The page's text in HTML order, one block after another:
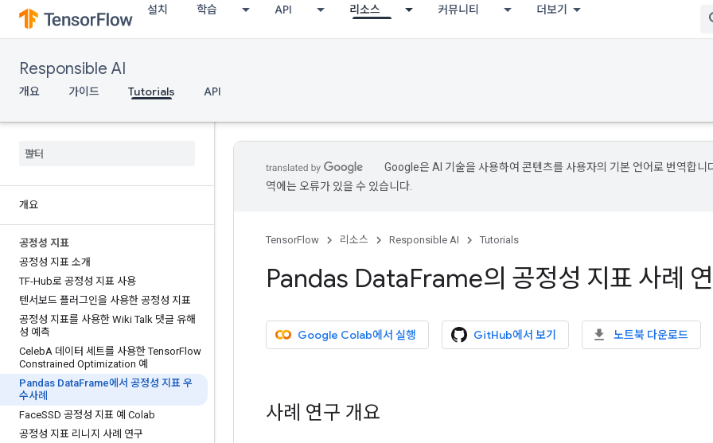
설치 학습 API 리소스 커뮤니티 더보기
Responsible AI
개요 가이드 Tutorials API
개요
공정성 지표
공정성 지표 소개
TF-Hub로 공정성 지표 사용
텐서보드 플러그인을 사용한 공정성 지표
공정성 지표를 사용한 Wiki Talk 댓글 유해
성 예측
CelebA 데이터 세트를 사용한 TensorFlow
Constrained Optimization 예
Pandas DataFrame에서 공정성 지표 우
수사례
FaceSSD 공정성 지표 예 Colab
공정성 지표 리니지 사례 연구
Google은 AI 기술을 사용하여 콘텐츠를 사용자의 기본 언어로 번역합니
역에는 오류가 있을 수 있습니다.
TensorFlow 리소스 Responsible AI Tutorials
Pandas DataFrame의 공정성 지표 사례
Google Colab에서 실행 GitHub에서 보기 노트북 다운로드
사례 연구 개요